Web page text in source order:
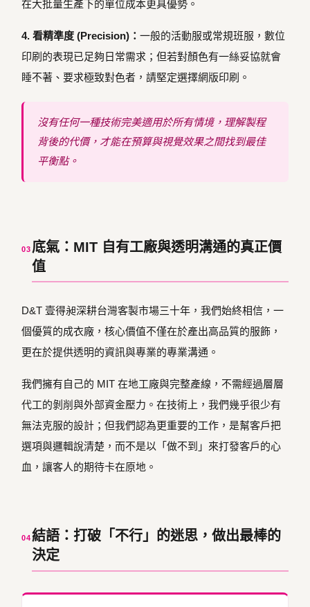
在大批量生產下的單位成本更具優勢。
4. 看精準度 (Precision)： 一般的活動服或常規班服，數位
印刷的表現已足夠日常需求；但若對顏色有一絲妥協就會
睡不著、要求極致對色者，請堅定選擇網版印刷。
沒有任何一種技術完美適用於所有情境，理解製程
背後的代價，才能在預算與視覺效果之間找到最佳
平衡點。
03 底氣：MIT 自有工廠與透明溝通的真正價
值
D&T 壹得昶深耕台灣客製市場三十年，我們始終相信，一
個優質的成衣廠，核心價值不僅在於產出高品質的服飾，
更在於提供透明的資訊與專業的專業溝通。
我們擁有自己的 MIT 在地工廠與完整產線，不需經過層層
代工的剝削與外部資金壓力。在技術上，我們幾乎很少有
無法克服的設計；但我們認為更重要的工作，是幫客戶把
選項與邏輯說清楚，而不是以「做不到」來打發客戶的心
血，讓客人的期待卡在原地。
04結語：打破「不行」的迷思，做出最棒的
決定